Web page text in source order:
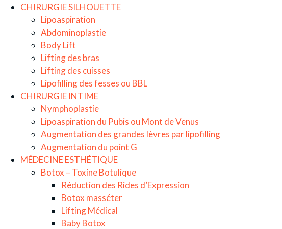
CHIRURGIE SILHOUETTE
Lipoaspiration
Abdominoplastie
Body Lift
Lifting des bras
Lifting des cuisses
Lipofilling des fesses ou BBL
CHIRURGIE INTIME
Nymphoplastie
Lipoaspiration du Pubis ou Mont de Venus
Augmentation des grandes lèvres par lipofilling
Augmentation du point G
MÉDECINE ESTHÉTIQUE
Botox – Toxine Botulique
Réduction des Rides d’Expression
Botox masséter
Lifting Médical
Baby Botox